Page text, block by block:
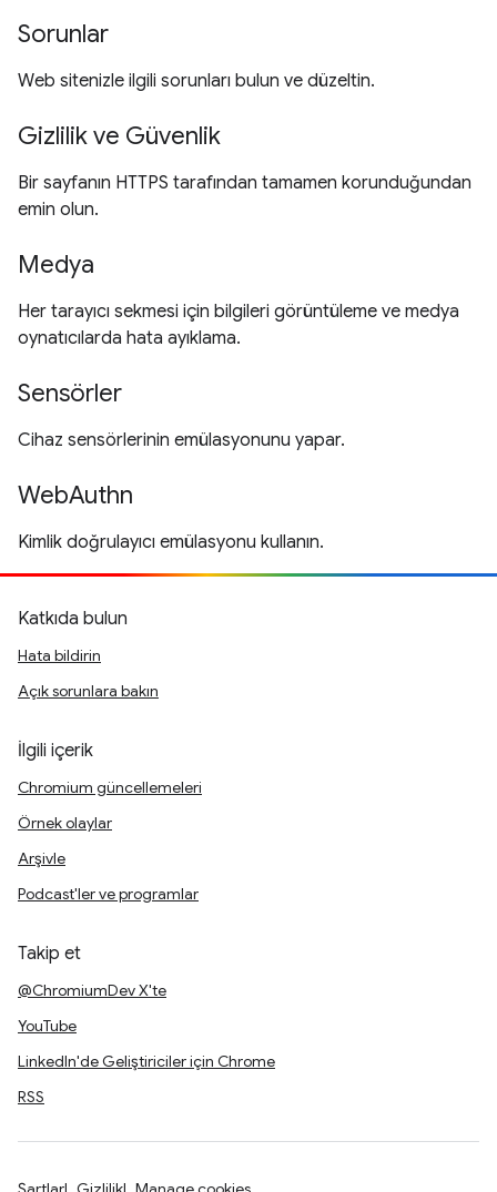
Sorunlar
Web sitenizle ilgili sorunları bulun ve düzeltin.
Gizlilik ve Güvenlik
Bir sayfanın HTTPS tarafından tamamen korunduğundan
emin olun.
Medya
Her tarayıcı sekmesi için bilgileri görüntüleme ve medya
oynatıcılarda hata ayıklama.
Sensörler
Cihaz sensörlerinin emülasyonunu yapar.
WebAuthn
Kimlik doğrulayıcı emülasyonu kullanın.
Katkıda bulun
Hata bildirin
Açık sorunlara bakın
İlgili içerik
Chromium güncellemeleri
Örnek olaylar
Arşivle
Podcast'ler ve programlar
Takip et
@ChromiumDev X'te
YouTube
LinkedIn'de Geliştiriciler için Chrome
RSS